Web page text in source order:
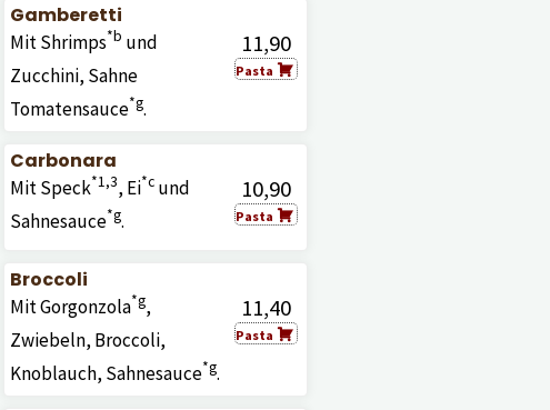
Gamberetti
11,90
Pasta
Mit Shrimps*b und
Zucchini, Sahne
Tomatensauce*g.
Carbonara
10,90
Pasta
Mit Speck*1,3, Ei*cund
Sahnesauce*g.
Broccoli
11,40
Pasta
Mit Gorgonzola*g,
Zwiebeln, Broccoli,
Knoblauch, Sahnesauce*g.